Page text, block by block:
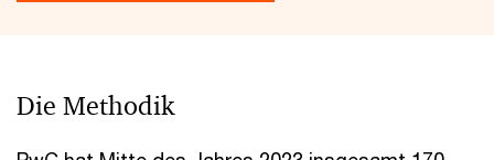
Die Methodik